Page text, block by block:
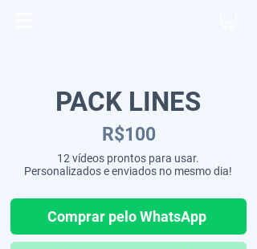
PACK LINES
R$100
12 vídeos prontos para usar.
Personalizados e enviados no mesmo dia!
Comprar pelo WhatsApp